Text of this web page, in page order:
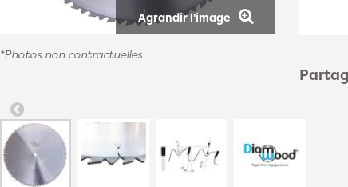
Agrandir l'image
*Photos non contractuelles